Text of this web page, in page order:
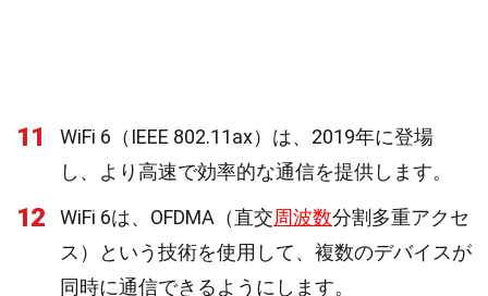
11
WiFi 6（IEEE 802.11ax）は、2019年に登場
し、より高速で効率的な通信を提供します。
12 WiFi 6は、OFDMA（直交周波数分割多重アクセ
ス）という技術を使用して、複数のデバイスが
同時に通信できるようにします。